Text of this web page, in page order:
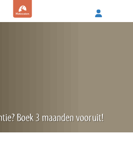
Boek 3 maanden vooruit!